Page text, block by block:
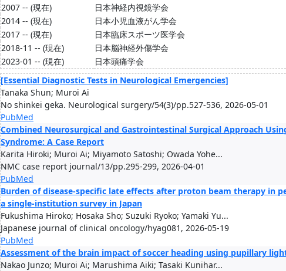
2007 -- (現在)
日本神経内視鏡学会
2014 -- (現在)
日本小児血液がん学会
2017 -- (現在)
日本臨床スポーツ医学会
2018-11 -- (現在)
日本脳神経外傷学会
2023-01 -- (現在)
日本頭痛学会
[Essential Diagnostic Tests in Neurological Emergencies]
Tanaka Shun; Muroi Ai
No shinkei geka. Neurological surgery/54(3)/pp.527-536, 2026-05-01
PubMed
Combined Neurosurgical and Gastrointestinal Surgical Approach
Syndrome: A Case Report
Karita Hiroki; Muroi Ai; Miyamoto Satoshi; Owada Yohe...
NMC case report journal/13/pp.295-299, 2026-04-01
PubMed
Burden of disease-specific late effects after proton beam therapy in
a single-institution survey in Japan
Fukushima Hiroko; Hosaka Sho; Suzuki Ryoko; Yamaki Yu...
Japanese journal of clinical oncology/hyag081, 2026-05-19
PubMed
Assessment of the brain impact of soccer heading using pupillary
Nakao Junzo; Muroi Ai; Marushima Aiki; Tasaki Kunihar...